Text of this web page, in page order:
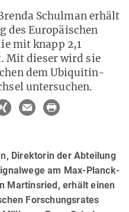
Schulman erhält
des Europäischen
mit knapp 2,1
Mit dieser wird sie
dem Ubiquitin-
untersuchen.
Direktorin der Abteilung
am Max-Planck-
Martinsried, erhält einen
Forschungsrates